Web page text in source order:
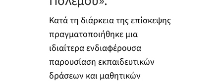
Κατά τη διάρκεια της επίσκεψης
πραγματοποιήθηκε μια
ιδιαίτερα ενδιαφέρουσα
παρουσίαση εκπαιδευτικών
δράσεων και μαθητικών